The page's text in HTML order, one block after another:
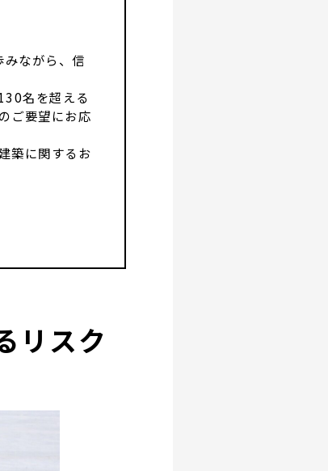
ながら、信
名を超える
ご要望にお応
築に関するお
リスク